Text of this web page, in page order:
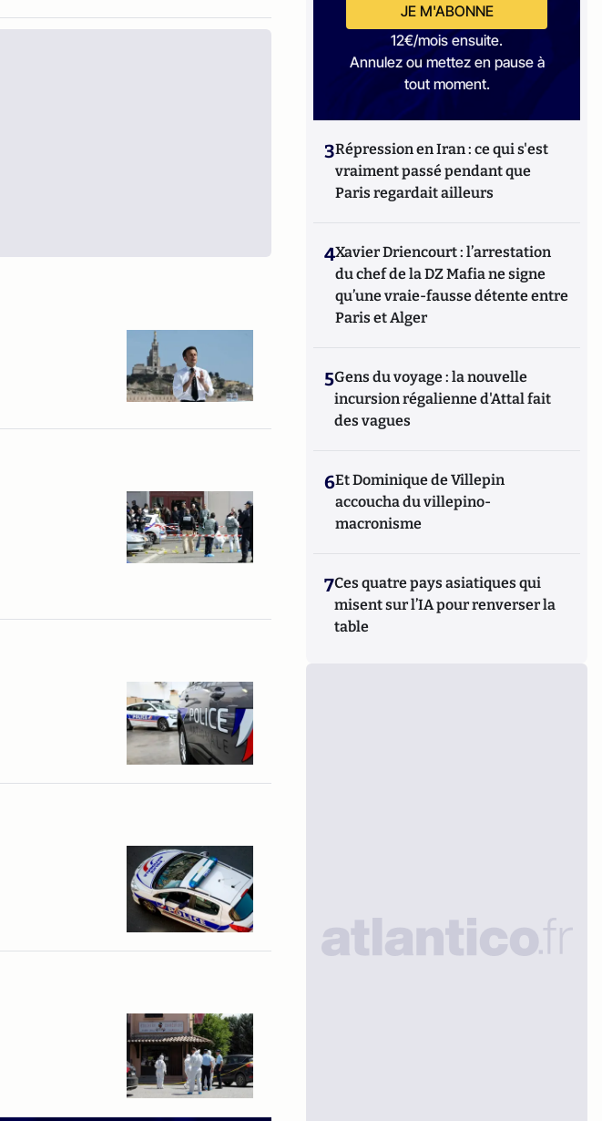
JE M'ABONNE
12€/mois ensuite.
Annulez ou mettez en pause à
tout moment.
3Répression en Iran : ce qui s'est
vraiment passé pendant que
Paris regardait ailleurs
4Xavier Driencourt : l’arrestation
du chef de la DZ Mafia ne signe
qu’une vraie-fausse détente entre
Paris et Alger
5Gens du voyage : la nouvelle
incursion régalienne d'Attal fait
des vagues
6Et Dominique de Villepin
accoucha du villepino-
macronisme
7Ces quatre pays asiatiques qui
misent sur l’IA pour renverser la
table